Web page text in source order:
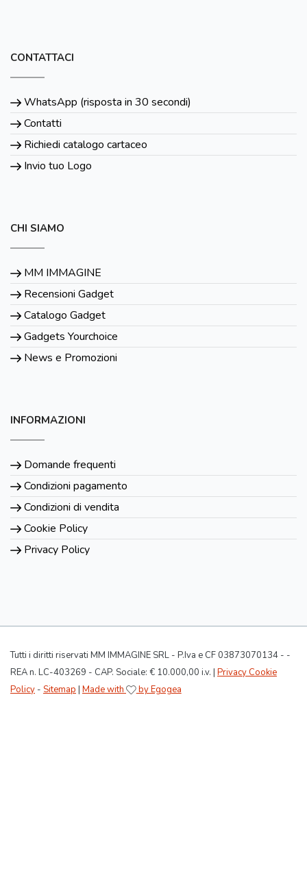
CONTATTACI
WhatsApp (risposta in 30 secondi)
Contatti
Richiedi catalogo cartaceo
Invio tuo Logo
CHI SIAMO
MM IMMAGINE
Recensioni Gadget
Catalogo Gadget
Gadgets Yourchoice
News e Promozioni
INFORMAZIONI
Domande frequenti
Condizioni pagamento
Condizioni di vendita
Cookie Policy
Privacy Policy
Tutti i diritti riservati MM IMMAGINE SRL - P.Iva e CF 03873070134 - -
REA n. LC-403269 - CAP. Sociale: € 10.000,00 i.v. | Privacy Cookie
Policy - Sitemap | Made with by Egogea